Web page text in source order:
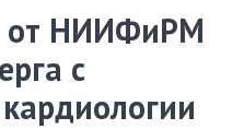
от НИИФиРМ
с